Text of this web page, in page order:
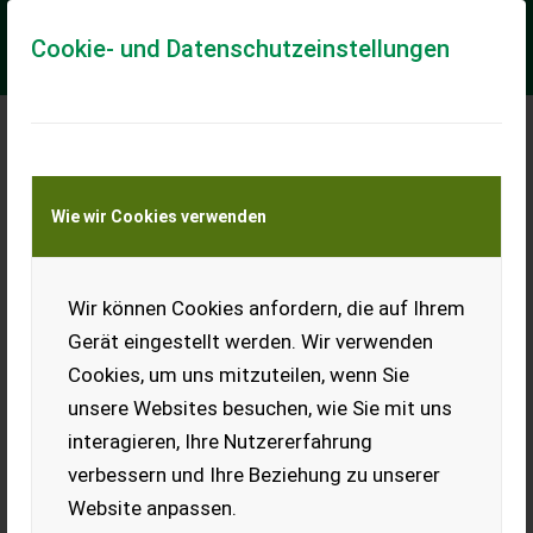
Cookie- und Datenschutzeinstellungen
Wie wir Cookies verwenden
Wir können Cookies anfordern, die auf Ihrem
Gerät eingestellt werden. Wir verwenden
Cookies, um uns mitzuteilen, wenn Sie
unsere Websites besuchen, wie Sie mit uns
interagieren, Ihre Nutzererfahrung
verbessern und Ihre Beziehung zu unserer
Website anpassen.
Meine Transportkostenanfrage
Transport von Land- und Baumaschinen –
KEINE Tiertransporte
Tuktuk Thunder Nero
Kabine. Gegen Aufpreis sind
Breitreifen dabei.
EUR 0